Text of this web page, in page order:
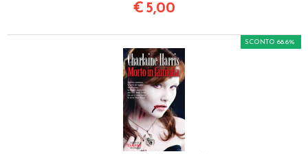
€ 5,00
SCONTO 68.6%